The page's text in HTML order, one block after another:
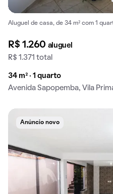
Aluguel de casa, de 34 m² com 1
R$ 1.260 aluguel
R$ 1.371 total
34 m² · 1 quarto
Avenida Sapopemba, Vila
Anúncio novo